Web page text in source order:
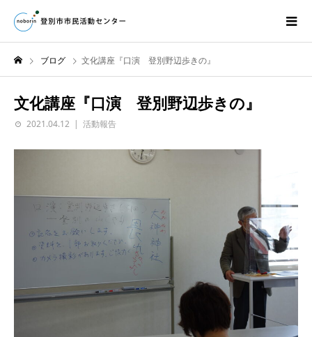
ブログ 文化講座『口演 登別野辺歩きの』
文化講座『口演 登別野辺歩きの』
2021.04.12 活動報告